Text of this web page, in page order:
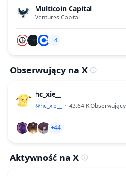
Multicoin Capital
Ventures Capital
+4
Obserwujący na X
hc_xie__
@hc_xie__ 43.64 KObserwujący
+44
Aktywność na X